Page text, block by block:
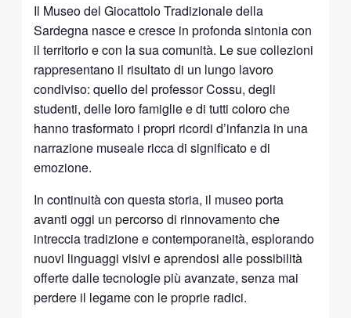
Il Museo del Giocattolo Tradizionale della
Sardegna nasce e cresce in profonda sintonia con
il territorio e con la sua comunità. Le sue collezioni
rappresentano il risultato di un lungo lavoro
condiviso: quello del professor Cossu, degli
studenti, delle loro famiglie e di tutti coloro che
hanno trasformato i propri ricordi d’infanzia in una
narrazione museale ricca di significato e di
emozione.
In continuità con questa storia, il museo porta
avanti oggi un percorso di rinnovamento che
intreccia tradizione e contemporaneità, esplorando
nuovi linguaggi visivi e aprendosi alle possibilità
offerte dalle tecnologie più avanzate, senza mai
perdere il legame con le proprie radici.